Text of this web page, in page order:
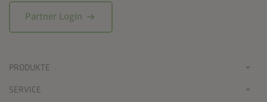
Partner Login arrow_right_alt
PRODUKTE
SERVICE